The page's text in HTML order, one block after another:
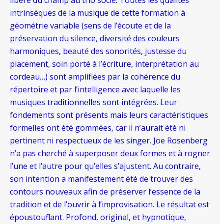
intrinsèques de la musique de cette formation à
géométrie variable (sens de l’écoute et de la
préservation du silence, diversité des couleurs
harmoniques, beauté des sonorités, justesse du
placement, soin porté à l’écriture, interprétation au
cordeau…) sont amplifiées par la cohérence du
répertoire et par l’intelligence avec laquelle les
musiques traditionnelles sont intégrées. Leur
fondements sont présents mais leurs caractéristiques
formelles ont été gommées, car il n’aurait été ni
pertinent ni respectueux de les singer. Joe Rosenberg
n’a pas cherché à superposer deux formes et à rogner
l’une et l’autre pour qu’elles s’ajustent. Au contraire,
son intention a manifestement été de trouver des
contours nouveaux afin de préserver l’essence de la
tradition et de l’ouvrir à l’improvisation. Le résultat est
époustouflant. Profond, original, et hypnotique,